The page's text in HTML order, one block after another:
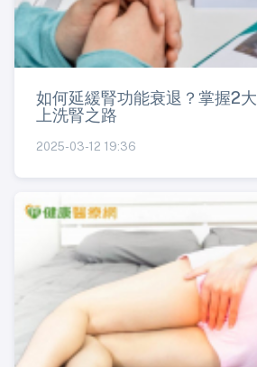
如何延緩腎功能衰退？掌握2
上洗腎之路
2025-03-12 19:36